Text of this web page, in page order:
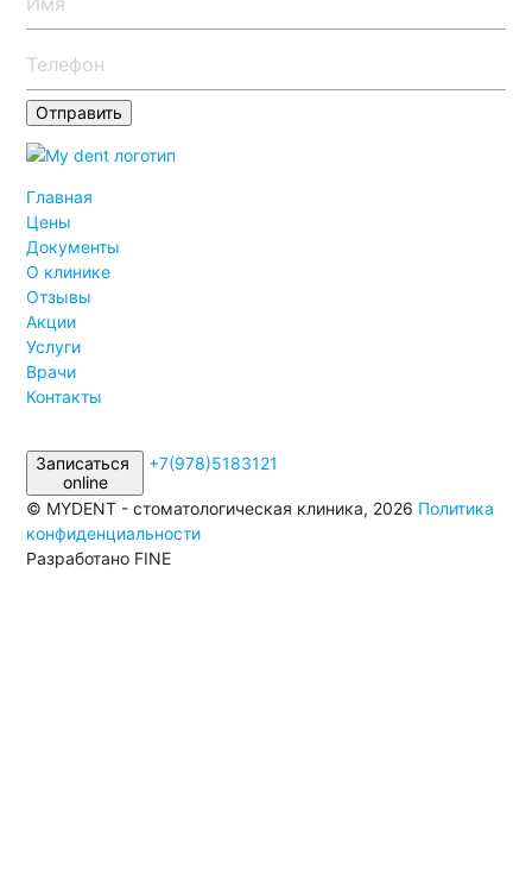
Главная
Цены
Документы
О клинике
Отзывы
Акции
Услуги
Врачи
Контакты
Записаться
online
+7(978)5183121
© MYDENT - стоматологическая клиника, 2026 Политика
конфиденциальности
Разработано FINE